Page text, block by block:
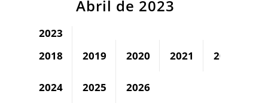
Abril de 2023
2023
2018
2019 2020 2021 2022
2024 2025 2026